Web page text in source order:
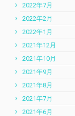
2022年7月
2022年2月
2022年1月
2021年12月
2021年10月
2021年9月
2021年8月
2021年7月
2021年6月